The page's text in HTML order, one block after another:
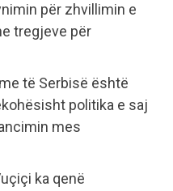
për zhvillimin e
tregjeve për
të Serbisë është
politika e saj
mes
ka qenë